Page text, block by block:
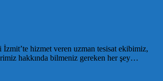
hizmet veren uzman tesisat ekibimiz,
hakkında bilmeniz gereken her şey…